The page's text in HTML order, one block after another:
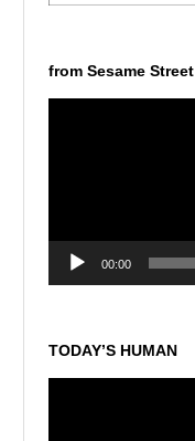
from Sesame Street
00:00
TODAY’S HUMAN